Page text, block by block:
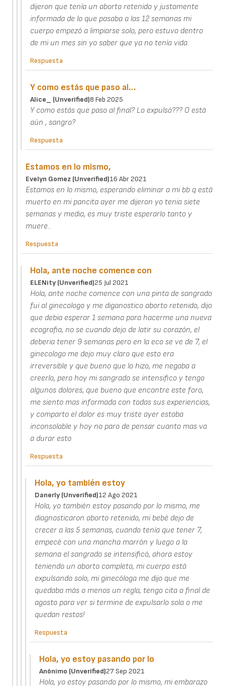
dijeron que tenía un aborto retenido y justamente
informada de lo que pasaba a las 12 semanas mi
cuerpo empezó a limpiarse solo, pero estuvo dentro
de mi un mes sin yo saber que ya no tenía vida.
Respuesta
Y como estás que paso al…
Alice_ (unverified)8 Feb 2025
Y como estás que paso al final? Lo expulsó??? O está
aún , sangro?
Respuesta
Estamos en lo mismo,
Evelyn Gomez (unverified)16 Abr 2021
Estamos en lo mismo, esperando eliminar a mi bb q está
muerto en mi pancita ayer me dijeron yo tenia siete
semanas y media, es muy triste esperarlo tanto y
muere..
Respuesta
Hola, ante noche comence con
ELENity (unverified)25 Jul 2021
Hola, ante noche comence con una pinta de sangrado
fui al ginecologo y me diganostico aborto retenido, dijo
que debia esperar 1 semana para hacerme una nueva
ecografia, no se cuando dejo de latir su corazón, el
deberia tener 9 semanas pero en la eco se ve de 7, el
ginecologo me dejo muy claro que esto era
irreversible y que bueno que lo hizo, me negaba a
creerlo, pero hoy mi sangrado se intensifico y tengo
algunos dolores, que bueno que encontre este foro,
me siento mas informada con todas sus experiencias,
y comparto el dolor es muy triste ayer estaba
inconsolable y hoy no paro de pensar cuanto mas va
a durar esto
Respuesta
Hola, yo también estoy
Danerly (unverified)12 Ago 2021
Hola, yo también estoy pasando por lo mismo, me
diagnosticaron aborto retenido, mi bebé dejo de
crecer a las 5 semanas, cuando tenía que tener 7,
empecé con una mancha marrón y luego a la
semana el sangrado se intensificó, ahora estoy
teniendo un aborto completo, mi cuerpo está
expulsando solo, mi ginecóloga me dijo que me
quedaba más o menos un regla, tengo cita a final de
agosto para ver si termine de expulsarlo sola o me
quedan restos!
Respuesta
Hola, yo estoy pasando por lo
Anónimo (unverified)27 Sep 2021
Hola, yo estoy pasando por lo mismo, mi embarazo